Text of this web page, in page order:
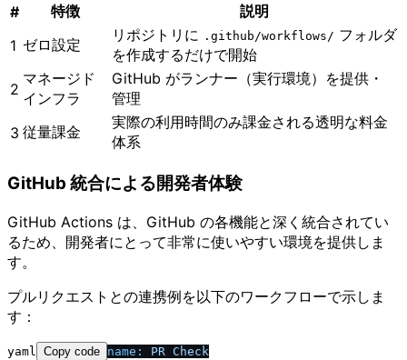
# 特徴
説明
1 ゼロ設定
リポジトリに .github​/​workflows​/​ フォルダ
を作成するだけで開始
2
マネージド
インフラ
GitHub がランナー（実行環境）を提供・
管理
3 従量課金
実際の利用時間のみ課金される透明な料金
体系
GitHub 統合による開発者体験
GitHub Actions は、GitHub の各機能と深く統合されてい
るため、開発者にとって非常に使いやすい環境を提供しま
す。
プルリクエストとの連携例を以下のワークフローで示しま
す：
yaml Copy code name: PR Check